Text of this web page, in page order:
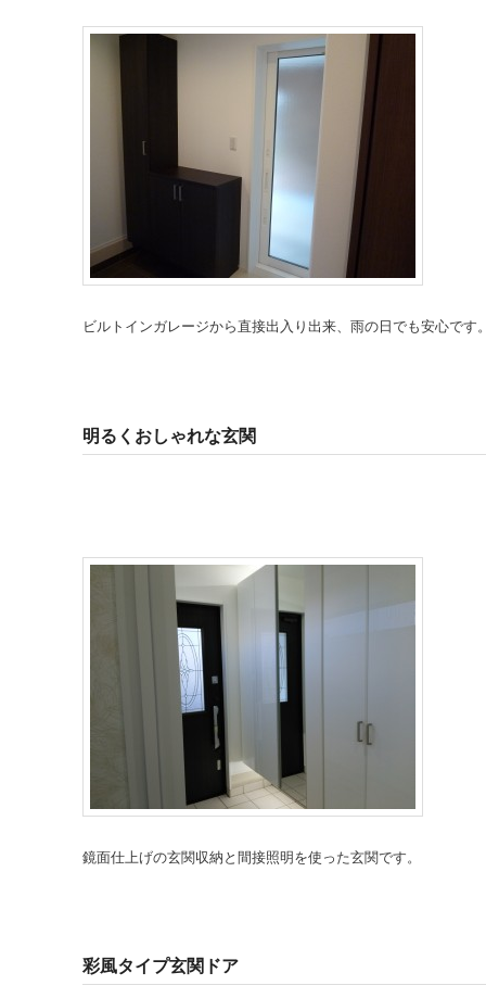
ビルトインガレージから直接出入り出来、雨の日でも安心です
明るくおしゃれな玄関
鏡面仕上げの玄関収納と間接照明を使った玄関です。
彩風タイプ玄関ドア